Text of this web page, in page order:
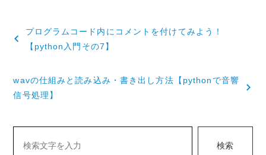
ビ
プログラムコード内にコメントを付けてみよう！
【python入門その7】
wavの仕組みと読み込み・書き出し方法【pythonで音響
信号処理】
検索